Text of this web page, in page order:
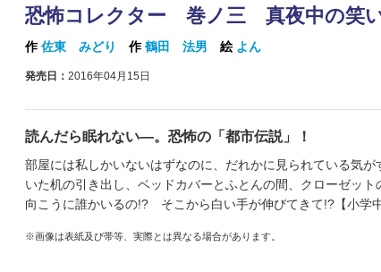
恐怖コレクター 巻ノ三 真夜中の笑
作佐東 みどり 作鶴田 法男 絵 よん
発売日： 2016年04月15日
読んだら眠れない―。恐怖の「都市伝説」！
部屋には私しかいないはずなのに、だれかに見られている気が
いた机の引き出し、ベッドカバーとふとんの間、クローゼッ
向こうに誰かいるの!? そこから白い手が伸びてきて!?【小
※画像は表紙及び帯等、実際とは異なる場合があります。